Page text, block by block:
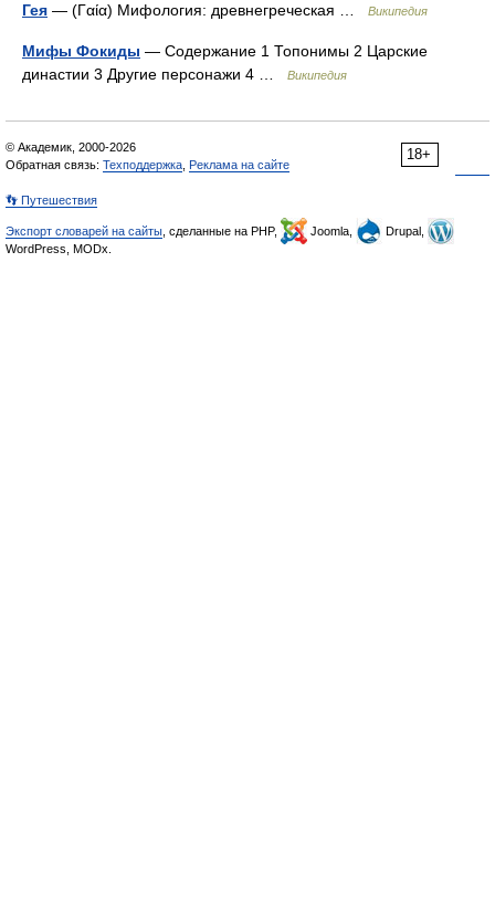
Гея — (Γαία) Мифология: древнегреческая … Википедия
Мифы Фокиды — Содержание 1 Топонимы 2 Царские
династии 3 Другие персонажи 4 …
Википедия
18+
© Академик, 2000-2026
Обратная связь: Техподдержка Реклама на сайте
👣 Путешествия
Экспорт словарей на сайты , сделанные на PHP, Joomla,
Drupal,
WordPress, MODx.